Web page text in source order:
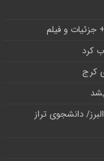
و فیلم
دانشجوی تراز